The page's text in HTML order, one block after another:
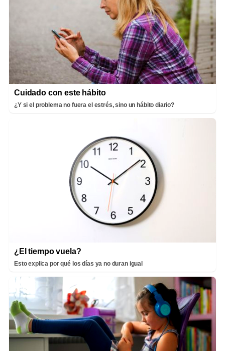
Cuidado con este hábito
¿Y si el problema no fuera el estrés, sino un hábito diario?
¿El tiempo vuela?
Esto explica por qué los días ya no duran igual